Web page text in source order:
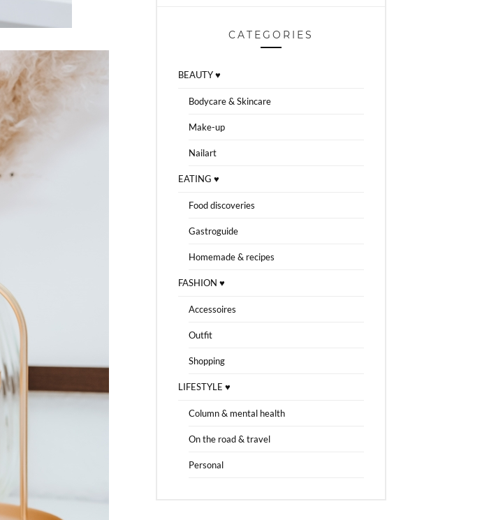
CATEGORIES
BEAUTY ♥
Bodycare & Skincare
Make-up
Nailart
EATING ♥
Food discoveries
Gastroguide
Homemade & recipes
FASHION ♥
Accessoires
Outfit
Shopping
LIFESTYLE ♥
Column & mental health
On the road & travel
Personal